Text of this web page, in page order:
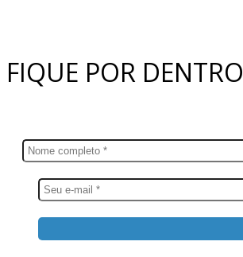
FIQUE POR DENTRO